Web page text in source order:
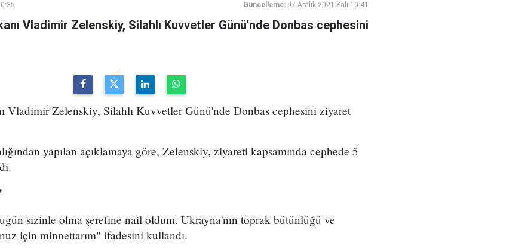
Güncelleme: 07 Aralık 2021 Salı 10:41
Vladimir Zelenskiy, Silahlı Kuvvetler Günü'nde Donbas cephesini
Vladimir Zelenskiy, Silahlı Kuvvetler Günü'nde Donbas cephesini ziyaret
yapılan açıklamaya göre, Zelenskiy, ziyareti kapsamında cephede 5
sizinle olma şerefine nail oldum. Ukrayna'nın toprak bütünlüğü ve
için minnettarım" ifadesini kullandı.